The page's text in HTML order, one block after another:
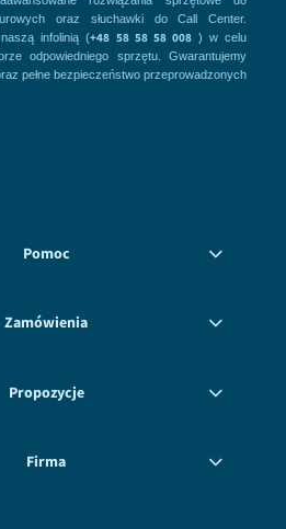
oraz słuchawki do Call Center.
infolinią (+48 58 58 58 008) w celu
odpowiedniego sprzętu. Gwarantujemy
pełne bezpieczeństwo przeprowadzonych
Pomoc
Zamówienia
Propozycje
Firma